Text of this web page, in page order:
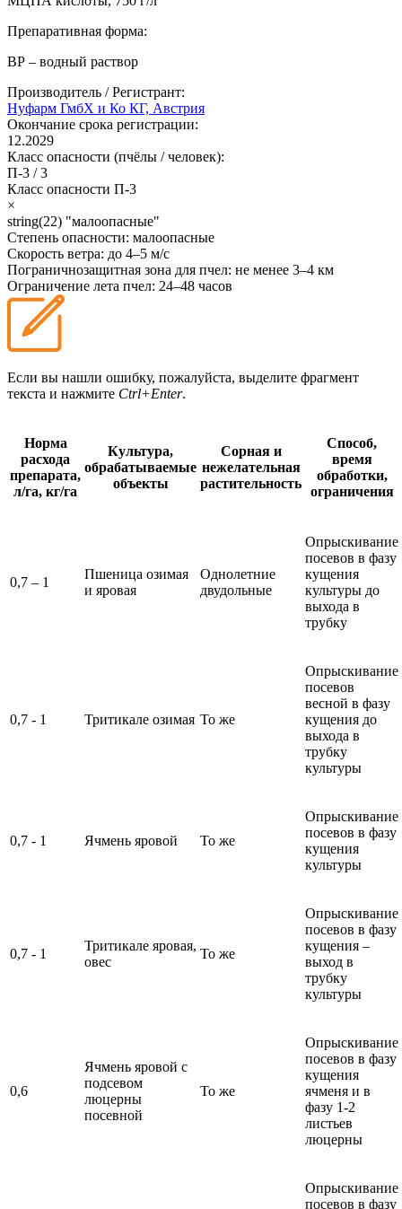
Препаративная форма:
ВР – водный раствор
Производитель / Регистрант:
Нуфарм ГмбХ и Ко КГ, Австрия
Окончание срока регистрации:
12.2029
Класс опасности (пчёлы / человек):
П-3 /3
Класс опасности П-3
×
string(22) "малоопасные"
Степень опасности: малоопасные
Скорость ветра: до 4–5 м/с
Пограничнозащитная зона для пчел: не менее 3–4 км
Ограничение лета пчел: 24–48 часов
Если вы нашли ошибку, пожалуйста, выделите фрагмент
текста и нажмите Ctrl+Enter.
Норма
расхода
препарата,
л/га, кг/га
Культура,
обрабатываемые
объекты
Сорная и
нежелательная
растительность
Способ,
время
обработки,
ограничения
0,7 – 1
Пшеница озимая
и яровая
Однолетние
двудольные
Опрыскивание
посевов в фазу
кущения
культуры до
выхода в
трубку
0,7 - 1 Тритикале озимая То же
Опрыскивание
посевов
весной в фазу
кущения до
выхода в
трубку
культуры
0,7 - 1 Ячмень яровой То же
Опрыскивание
посевов в фазу
кущения
культуры
0,7 - 1
Тритикале яровая,
овес
То же
Опрыскивание
посевов в фазу
кущения –
выход в
трубку
культуры
0,6
Ячмень яровой с
подсевом
люцерны
посевной
То же
Опрыскивание
посевов в фазу
кущения
ячменя и в
фазу 1-2
листьев
люцерны
Опрыскивание
посевов в фазу